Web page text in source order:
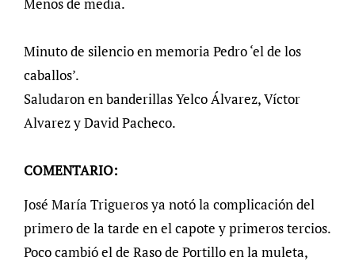
Minuto de silencio en memoria Pedro ‘el de los
caballos’.
Saludaron en banderillas Yelco Álvarez, Víctor
Alvarez y David Pacheco.
COMENTARIO:
José María Trigueros ya notó la complicación del
primero de la tarde en el capote y primeros tercios.
Poco cambió el de Raso de Portillo en la muleta,